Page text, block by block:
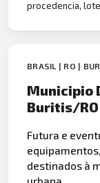
procedencia,
BRASIL | RO |
Municipio
Buritis/RO
Futura e
destinados à